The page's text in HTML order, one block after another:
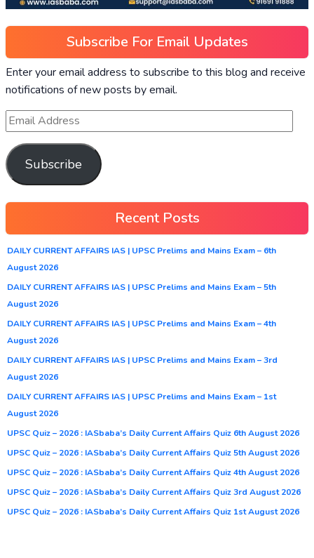
Subscribe For Email Updates
Enter your email address to subscribe to this blog and receive
notifications of new posts by email.
Subscribe
Recent Posts
DAILY CURRENT AFFAIRS IAS | UPSC Prelims and Mains Exam – 6th
August 2026
DAILY CURRENT AFFAIRS IAS | UPSC Prelims and Mains Exam – 5th
August 2026
DAILY CURRENT AFFAIRS IAS | UPSC Prelims and Mains Exam – 4th
August 2026
DAILY CURRENT AFFAIRS IAS | UPSC Prelims and Mains Exam – 3rd
August 2026
DAILY CURRENT AFFAIRS IAS | UPSC Prelims and Mains Exam – 1st
August 2026
UPSC Quiz – 2026 : IASbaba’s Daily Current Affairs Quiz 6th August 2026
UPSC Quiz – 2026 : IASbaba’s Daily Current Affairs Quiz 5th August 2026
UPSC Quiz – 2026 : IASbaba’s Daily Current Affairs Quiz 4th August 2026
UPSC Quiz – 2026 : IASbaba’s Daily Current Affairs Quiz 3rd August 2026
UPSC Quiz – 2026 : IASbaba’s Daily Current Affairs Quiz 1st August 2026